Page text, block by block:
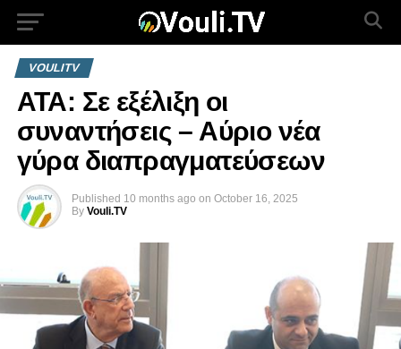
VOULITV
ΑΤΑ: Σε εξέλιξη οι
συναντήσεις – Αύριο νέα
γύρα διαπραγματεύσεων
Published 10 months ago on October 16, 2025
By Vouli.TV